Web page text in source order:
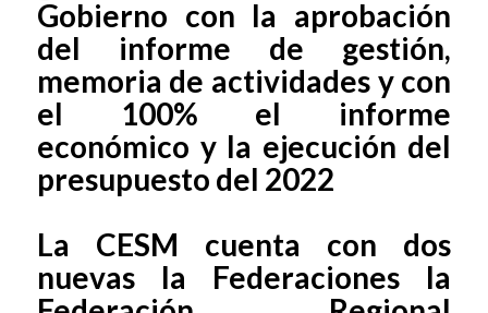
Gobierno con la aprobación
del informe de gestión,
memoria de actividades y con
el 100% el informe
económico y la ejecución del
presupuesto del 2022
La CESM cuenta con dos
nuevas la Federaciones la